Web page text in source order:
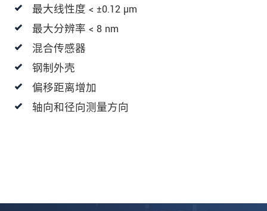
最大线性度 < ±0.12 µm
最大分辨率 < 8 nm
混合传感器
钢制外壳
偏移距离增加
轴向和径向测量方向